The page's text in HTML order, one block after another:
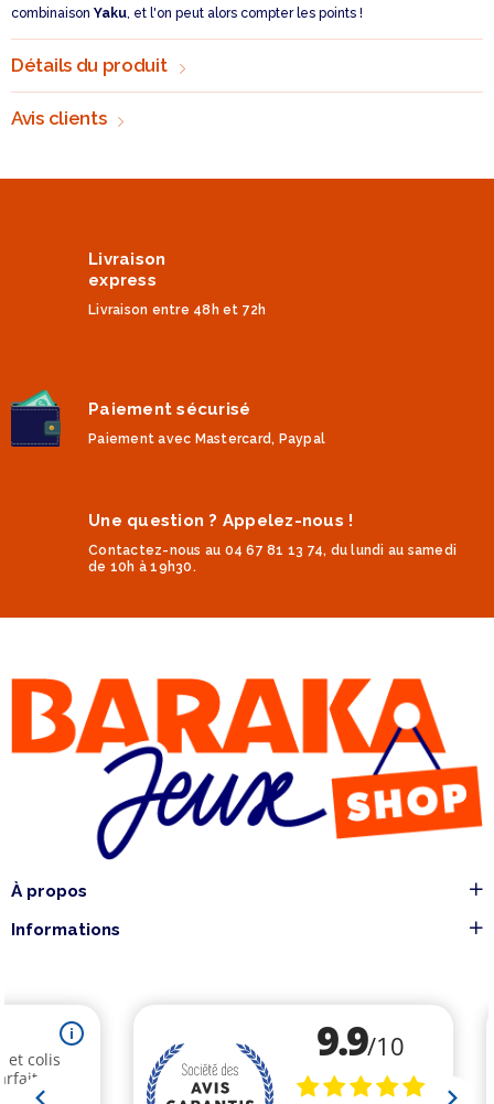
combinaison Yaku , et l'on peut alors compter les points !
Détails du produit
Avis clients
Livraison
express
Livraison entre 48h et 72h
Paiement sécurisé
Paiement avec Mastercard, Paypal
Une question ? Appelez-nous !
Contactez-nous au 04 67 81 13 74, du lundi au samedi
de 10h à 19h30.
À propos
Informations